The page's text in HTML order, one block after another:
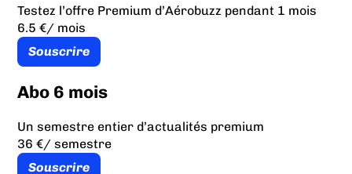
Testez l’offre Premium d’Aérobuzz pendant 1 mois
6.5 €/ mois
Souscrire
Abo 6 mois
Un semestre entier d’actualités premium
36 €/ semestre
Souscrire